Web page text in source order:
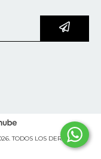
TODOS LOS DERECHOS